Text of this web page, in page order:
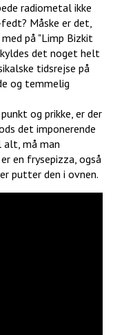
radiometal ikke
Måske er det,
på "Limp Bizkit
det noget helt
tidsrejse på
og temmelig
og prikke, er der
det imponerende
alt, må man
en frysepizza, også
putter den i ovnen.